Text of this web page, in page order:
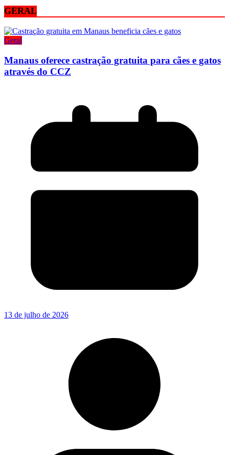
GERAL
Geral
Manaus oferece castração gratuita para cães e gatos
através do CCZ
13 de julho de 2026